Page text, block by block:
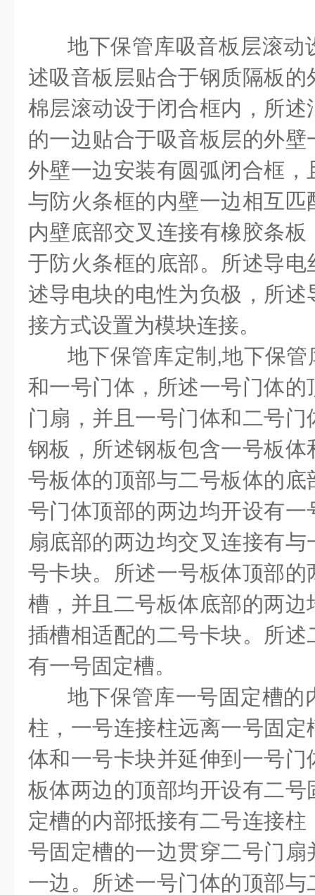
地下保管库吸音板层滚动
述吸音板层贴合于钢质隔板
棉层滚动设于闭合框内，所
的一边贴合于吸音板层的外
外壁一边安装有圆弧闭合框
与防火条框的内壁一边相互
内壁底部交叉连接有橡胶条
于防火条框的底部。所述导
述导电块的电性为负极，所
接方式设置为模块连接。
地下保管库定制 ,地下保管
和一号门体，所述一号门体
门扇，并且一号门体和二号
钢板，所述钢板包含一号板
号板体的顶部与二号板体的
号门体顶部的两边均开设有
扇底部的两边均交叉连接有
号卡块。所述一号板体顶部
槽，并且二号板体底部的两
插槽相适配的二号卡块。所
有一号固定槽。
地下保管库一号固定槽的
柱，一号连接柱远离一号固
体和一号卡块并延伸到一号
板体两边的顶部均开设有二
定槽的内部抵接有二号连接
号固定槽的一边贯穿二号门
一边。所述一号门体的顶部